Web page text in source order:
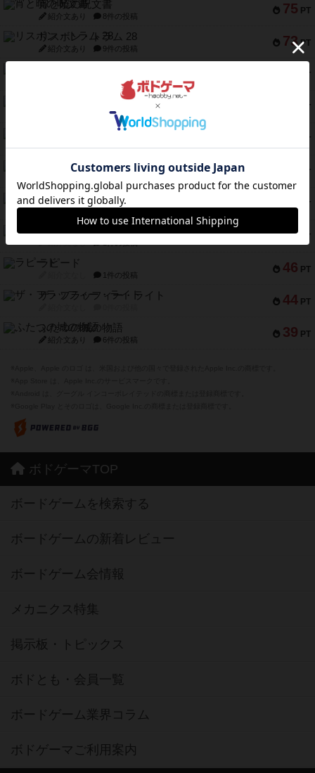
75 PT
宵と暁の呪文書
紹介文あり 8件の投稿
73 PT
リスボン・トラム 28
紹介文あり 9件の投稿
PT
1件の投稿
PT
1件の投稿
PT
スペクタキュラー
PT
スモールワールド
PT
ギャンブラー
52 PT
Bitter End ブタペスト救出作戦
46 PT
ラピード
1件の投稿
44 PT
ザ・フラッフィー・ライト
39 PT
ふたつの城の物語
紹介文あり 6件の投稿
ボドゲーマTOP
ボードゲームを検索する
ボードゲームの新着レビュー
ボードゲーム会情報
メカニクス特集
掲示板・トピックス
ボドとも・会員一覧
ボードゲーム業界コラム
ボドゲーマご利用案内